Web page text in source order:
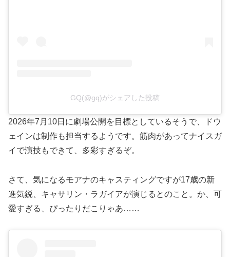
GQ(@gq)がシェアした投稿
2026年7月10日に劇場公開を目標としているそうで、ドウ
ェインは制作も担当するようです。筋肉があってナイスガ
イで演技もできて、多彩すぎるぞ。
さて、気になるモアナのキャスティングですが17歳の新
進気鋭、キャサリン・ラガイアが演じるとのこと。か、可
愛すぎる、ぴったりだこりゃあ……